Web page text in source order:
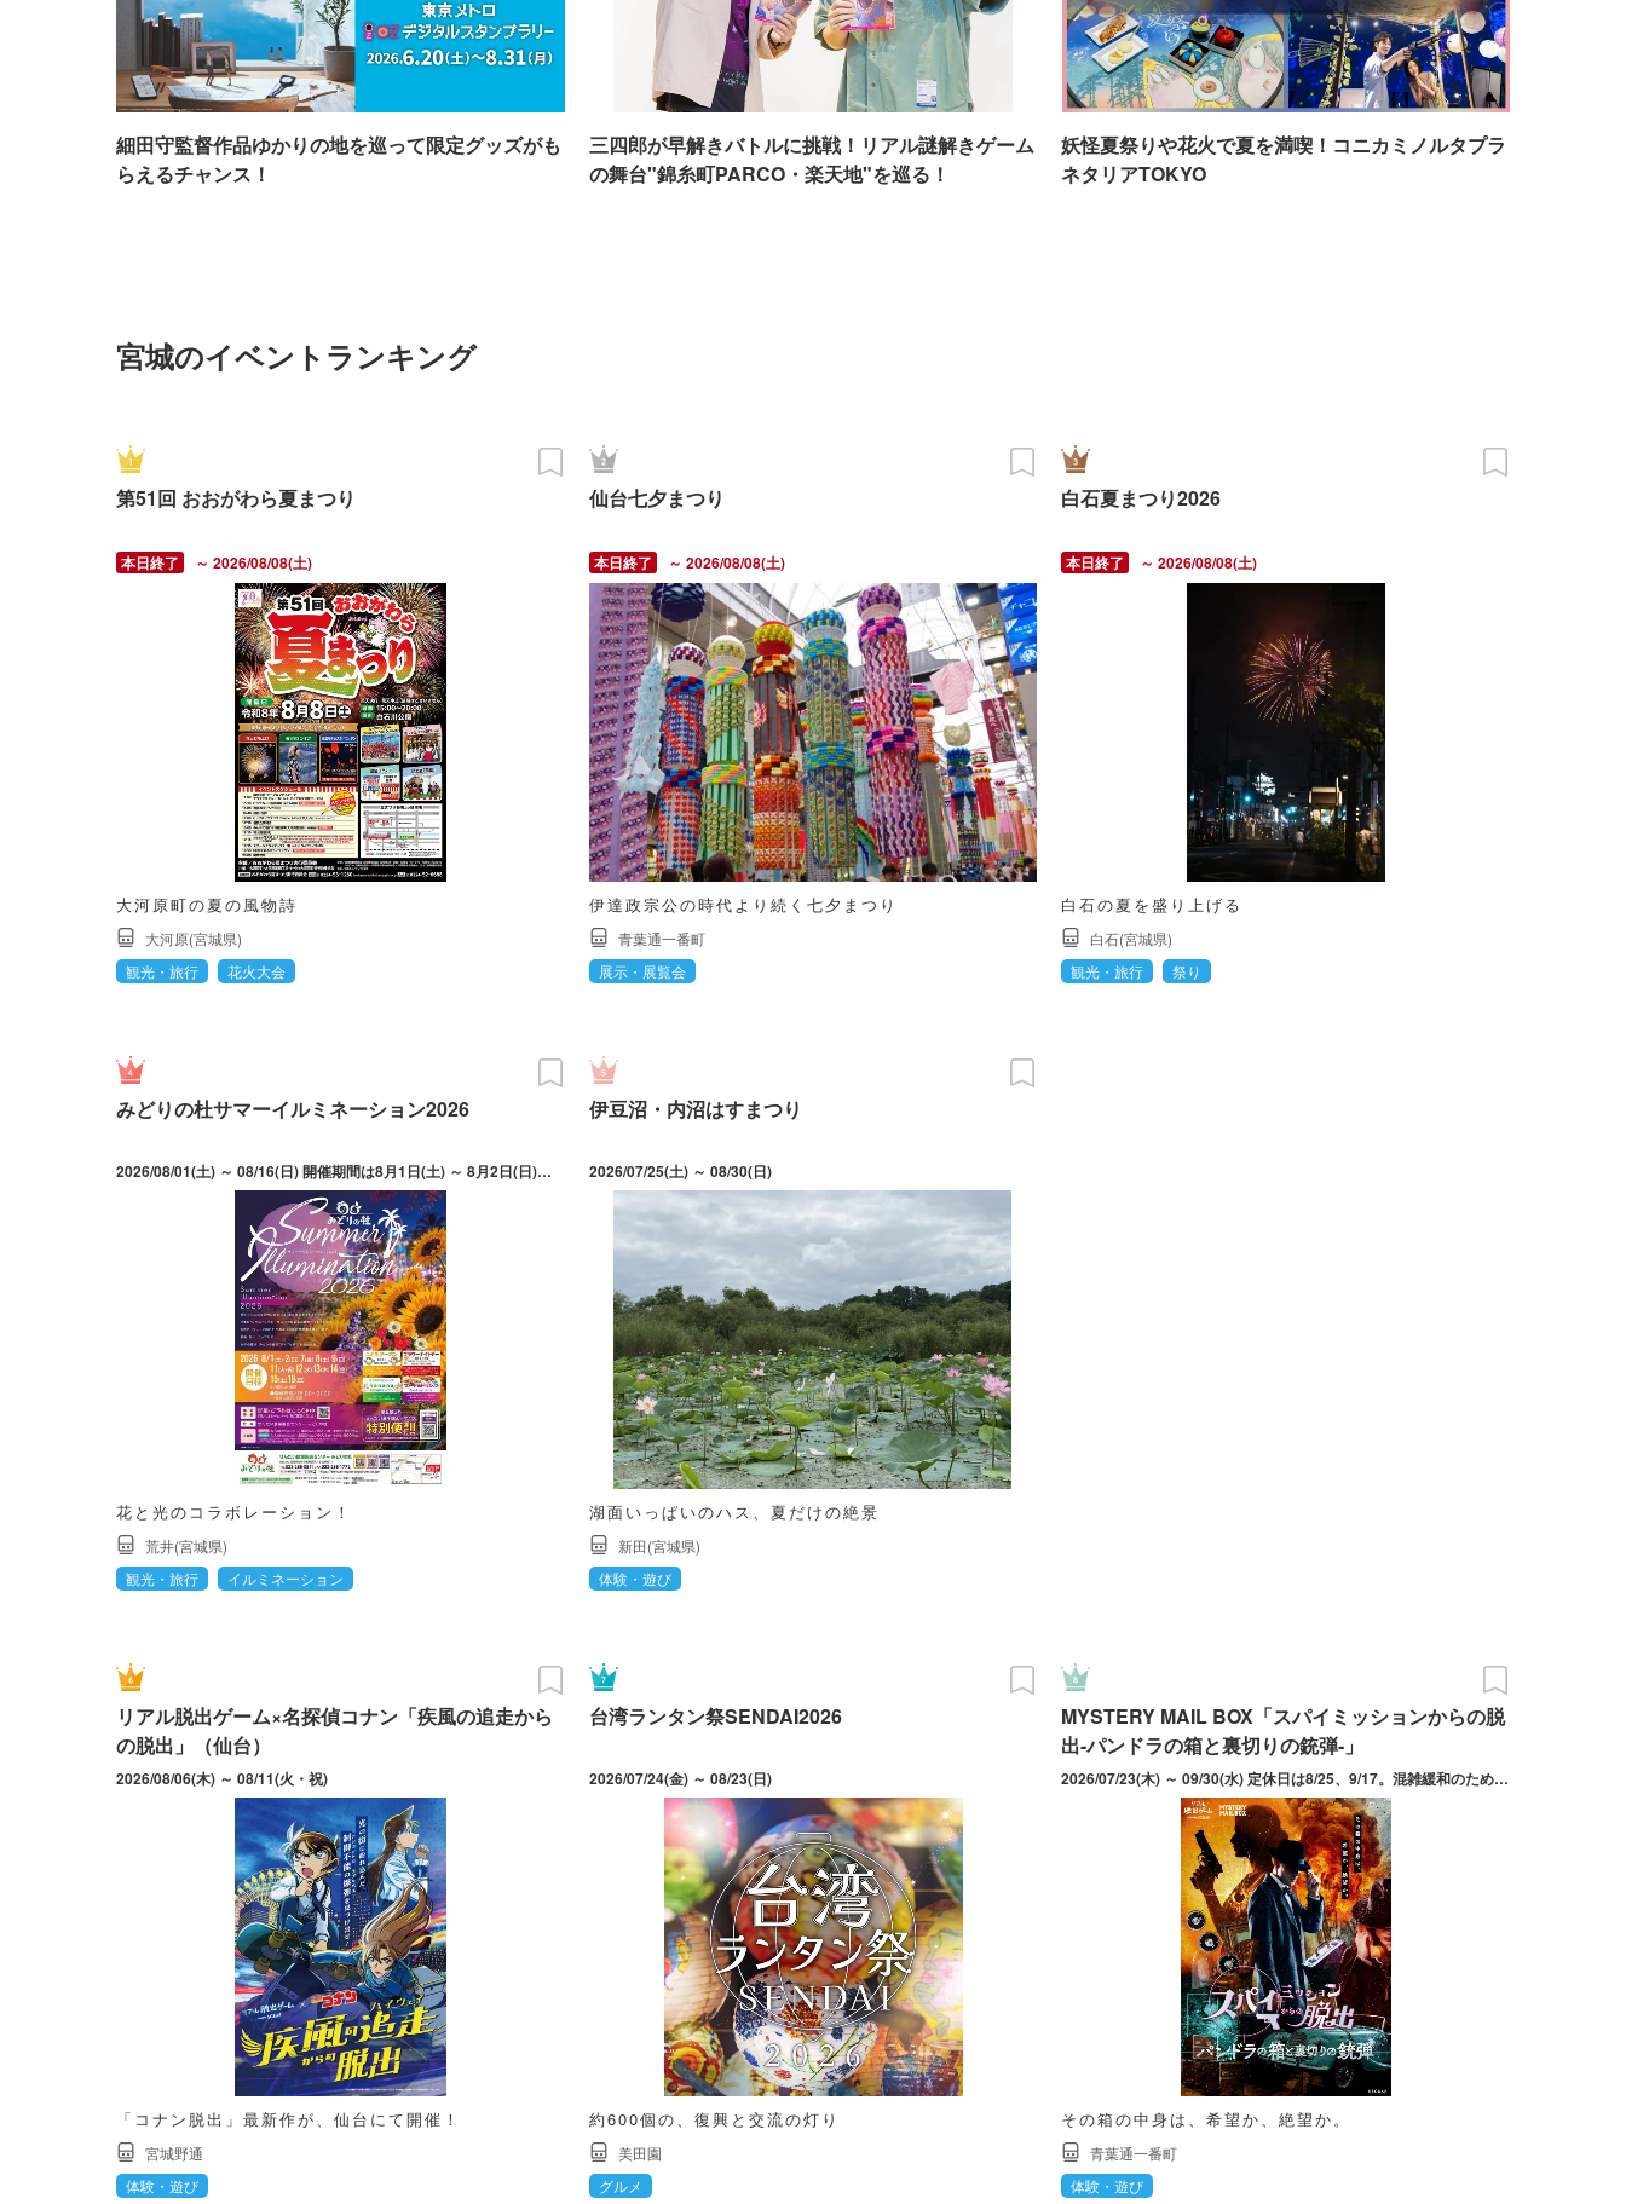
細田守監督作品ゆかりの地を巡って限定グッズがも
らえるチャンス！
三四郎が早解きバトルに挑戦！リアル謎解きゲーム
の舞台"錦糸町PARCO・楽天地"を巡る！
妖怪夏祭りや花火で夏を満喫！コニカミノルタプラ
ネタリアTOKYO
宮城のイベントランキング
第51回 おおがわら夏まつり
～ 2026/08/08(土)
大河原町の夏の風物詩
大河原(宮城県)
観光・旅行
花火大会
仙台七夕まつり
～ 2026/08/08(土)
伊達政宗公の時代より続く七夕まつり
青葉通一番町
展示・展覧会
白石夏まつり2026
～ 2026/08/08(土)
白石の夏を盛り上げる
白石(宮城県)
観光・旅行
祭り
みどりの杜サマーイルミネーション2026
2026/08/01(土) ～ 08/16(日) 開催期間は8月1日(土) ～ 8月2日(日)、8月7日(金) ～ 8月9日(日)、8月11日（火祝）～8月16日(日)。最終入場は20時30分。※8月10日（月）は休園日
花と光のコラボレーション！
荒井(宮城県)
観光・旅行
イルミネーション
伊豆沼・内沼はすまつり
2026/07/25(土) ～ 08/30(日)
湖面いっぱいのハス、夏だけの絶景
新田(宮城県)
体験・遊び
リアル脱出ゲーム×名探偵コナン「疾風の追走から
の脱出」（仙台）
2026/08/06(木) ～ 08/11(火・祝)
「コナン脱出」最新作が、仙台にて開催！
宮城野通
体験・遊び
台湾ランタン祭SENDAI2026
2026/07/24(金) ～ 08/23(日)
約600個の、復興と交流の灯り
美田園
グルメ
MYSTERY MAIL BOX「スパイミッションからの脱
出-パンドラの箱と裏切りの銃弾-」
2026/07/23(木) ～ 09/30(水) 定休日は8/25、9/17。混雑緩和のため30分ごとに引き換え時間の区切りあり。受付時間内にキット引き換え（13:00のチケットを購入した場合は13:00～13:29まで引き換え可能）。
その箱の中身は、希望か、絶望か。
青葉通一番町
体験・遊び